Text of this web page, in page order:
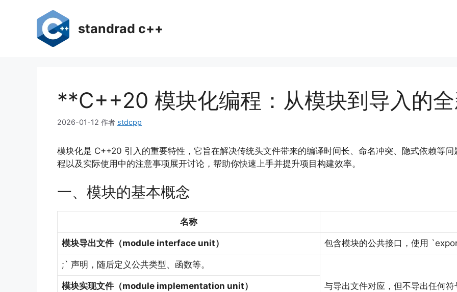
standrad c++
**C++20 模块化编程：从模块到导入的
2026-01-12 作者 stdcpp
模块化是 C++20 引入的重要特性，它旨在解决传统头文件带来的编译时间长、命名冲突、隐式依赖等
程以及实际使用中的注意事项展开讨论，帮助你快速上手并提升项目构建效率。
一、模块的基本概念
名称
模块导出文件（module interface unit） 包含模块的公共接口，使用
;` 声明，随后定义公共类型、函数等。
模块实现文件（module implementation unit） 与导出文件对应，但不导出任何